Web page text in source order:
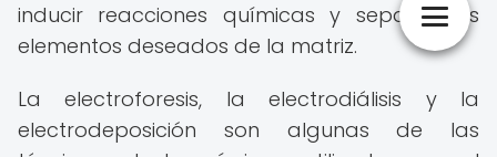
inducir reacciones químicas y separar los
elementos deseados de la matriz.
La electroforesis, la electrodiálisis y la
electrodeposición son algunas de las